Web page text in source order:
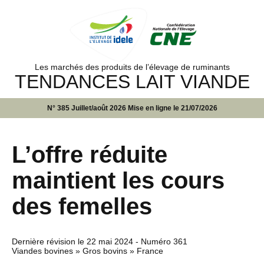
Les marchés des produits de l’élevage de ruminants
TENDANCES LAIT VIANDE
N° 385 Juillet/août 2026 Mise en ligne le 21/07/2026
L’offre réduite
maintient les cours
des femelles
Dernière révision le 22 mai 2024 - Numéro 361
Viandes bovines » Gros bovins » France